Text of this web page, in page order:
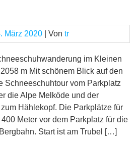
März 2020 | Von tr
im Kleinen
m Mit schönem Blick auf den
Schneeschuhtour vom Parkplatz
die Alpe Melköde und der
Hählekopf. Die Parkplätze für
Meter vor dem Parkplatz für die
Start ist am Trubel […]